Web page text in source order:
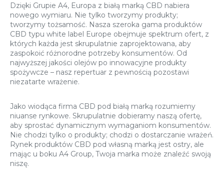
Dzięki Grupie A4, Europa z białą marką CBD nabiera
nowego wymiaru. Nie tylko tworzymy produkty;
tworzymy tożsamość. Nasza szeroka gama produktów
CBD typu white label Europe obejmuje spektrum ofert, z
których każda jest skrupulatnie zaprojektowana, aby
zaspokoić różnorodne potrzeby konsumentów. Od
najwyższej jakości olejów po innowacyjne produkty
spożywcze – nasz repertuar z pewnością pozostawi
niezatarte wrażenie.
Jako wiodąca firma CBD pod białą marką rozumiemy
niuanse rynkowe. Skrupulatnie dobieramy naszą ofertę,
aby sprostać dynamicznym wymaganiom konsumentów.
Nie chodzi tylko o produkty; chodzi o dostarczanie wrażeń.
Rynek produktów CBD pod własną marką jest ostry, ale
mając u boku A4 Group, Twoja marka może znaleźć swoją
niszę.